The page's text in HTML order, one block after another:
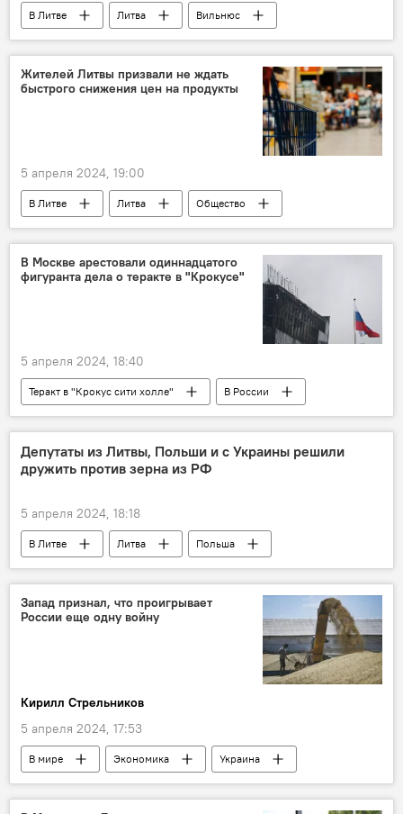
В Литве Литва
Вильнюс
Общество
общество
реклама
Туризм
скандал
Жителей Литвы призвали не ждать
быстрого снижения цен на продукты
5 апреля 2024, 19:00
В Литве Литва
Общество
общество
продукты
продукты питания
цены на продовольствие
В Москве арестовали одиннадцатого
фигуранта дела о теракте в "Крокусе"
5 апреля 2024, 18:40
Теракт в "Крокус сити холле"
В России
Россия
арест
задержание
суд
Общество
Депутаты из Литвы, Польши и с Украины решили
дружить против зерна из РФ
5 апреля 2024, 18:18
В Литве Литва
Польша
Украина
Россия
зерно
Санкции против России на фоне ситуации на Украине
санкции против России
Запад признал, что проигрывает
России еще одну войну
Кирилл Стрельников
5 апреля 2024, 17:53
В мире Экономика
Украина
Россия
Европа ЕС зерно